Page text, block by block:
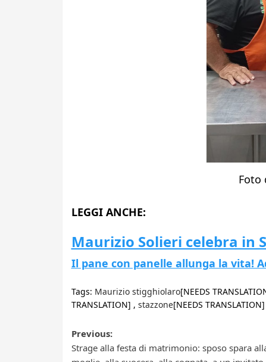
Foto
LEGGI ANCHE:
Maurizio Solieri celebra in
Il pane con panelle allunga la vita!
Tags: Maurizio stigghiolaro[NEEDS
TRANSLATION] , stazzone[NEEDS
Post
Previous:
Strage alla festa di matrimonio: sposo spara